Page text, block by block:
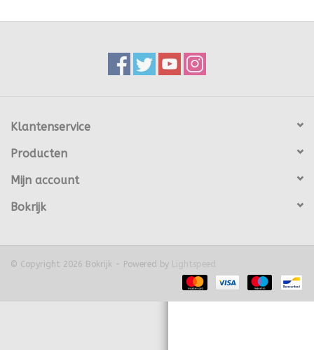
Logo Producten
Klantenservice
Producten
Mijn account
Bokrijk
© Copyright 2026 Bokrijk - Powered by Lightspeed